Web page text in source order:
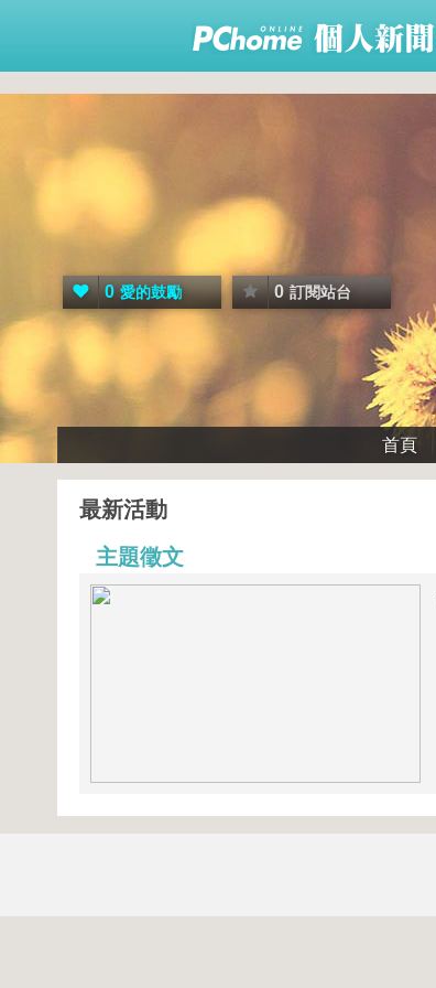
0 愛的鼓勵 0 訂閱站台
首頁
最新活動
主題徵文